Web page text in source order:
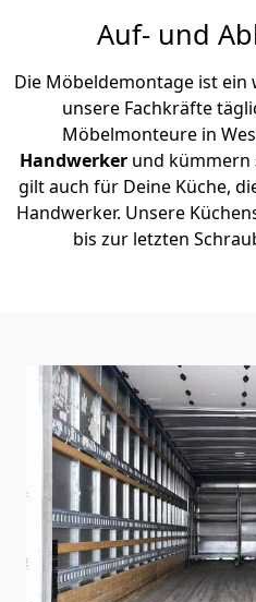
Auf- und
Die Möbeldemontage ist ein
unsere Fachkräfte
Möbelmonteure in
Handwerker und kümmern
gilt auch für Deine Küche,
Handwerker. Unsere
bis zur letzten